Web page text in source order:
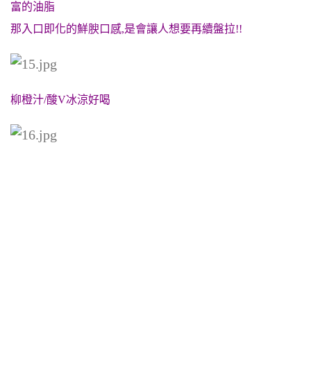
富的油脂
那入口即化的鮮腴口感,是會讓人想要再續盤拉!!
柳橙汁/酸V冰涼好喝